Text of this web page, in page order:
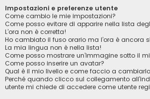
Impostazioni e preferenze utente
Come cambio le mie impostazioni?
Come posso evitare di apparire nella lista
L’ora non è corretta!
Ho cambiato il fuso orario ma l’ora è ancora
La mia lingua non è nella lista!
Come posso mostrare un’immagine sotto il
Come posso inserire un avatar?
Qual è il mio livello e come faccio a
Perché quando clicco sul collegamento
utente mi chiede di accedere come utente